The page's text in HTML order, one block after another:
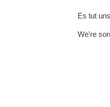
Es tut
We're